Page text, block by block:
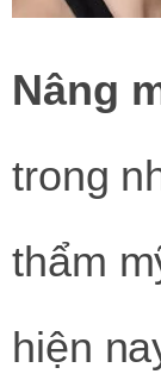
Nâng
trong
thẩm
hiện